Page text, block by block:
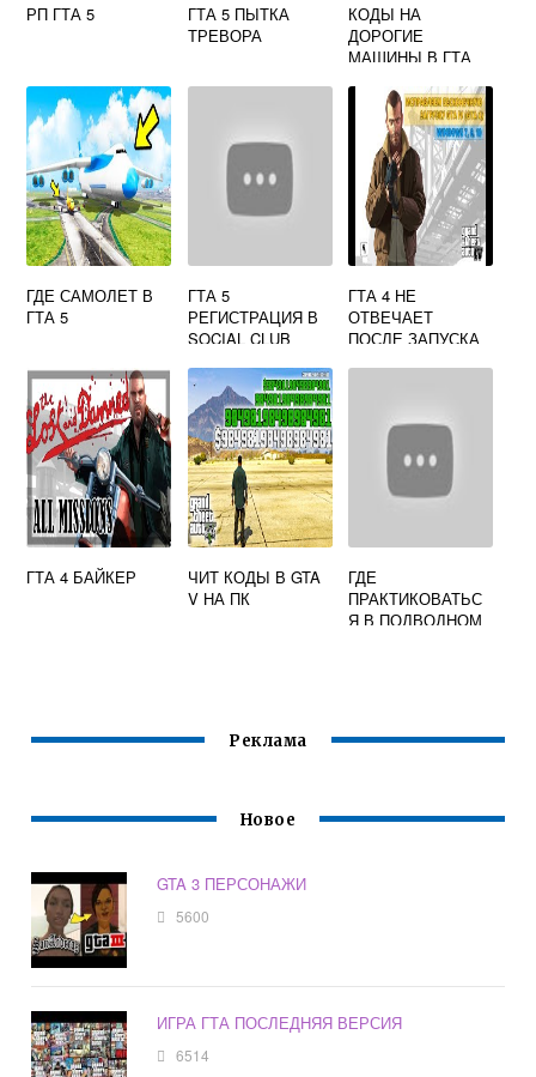
РП ГТА 5
ГТА 5 ПЫТКА
ТРЕВОРА
КОДЫ НА
ДОРОГИЕ
МАШИНЫ В ГТА
ГДЕ САМОЛЕТ В
ГТА 5
ГТА 5
РЕГИСТРАЦИЯ В
SOCIAL CLUB
ГТА 4 НЕ
ОТВЕЧАЕТ
ПОСЛЕ ЗАПУСКА
ГТА 4 БАЙКЕР
ЧИТ КОДЫ В GTA
V НА ПК
ГДЕ
ПРАКТИКОВАТЬС
Я В ПОДВОДНОМ
Реклама
Новое
GTA 3 ПЕРСОНАЖИ
5600
ИГРА ГТА ПОСЛЕДНЯЯ ВЕРСИЯ
6514